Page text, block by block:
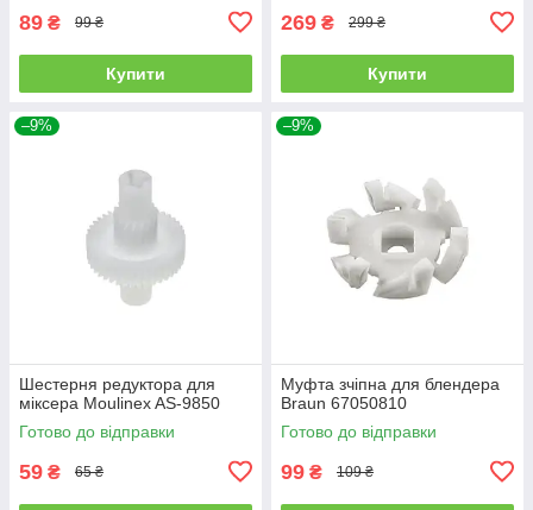
89 ₴ 99 ₴
Купити
269 ₴ 299 ₴
Купити
–9%
Шестерня редуктора для
міксера Moulinex AS-9850
Готово до відправки
59 ₴ 65 ₴
–9%
Муфта зчіпна для блендера
Braun 67050810
Готово до відправки
99 ₴ 109 ₴